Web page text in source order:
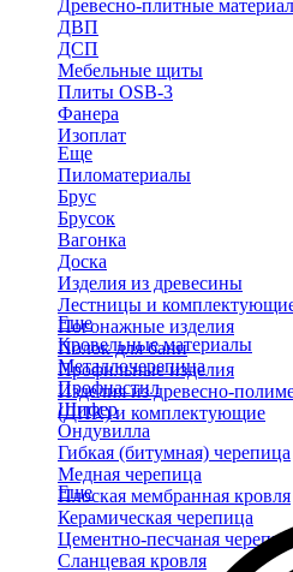
Древесно-плитные
ДВП
ДСП
Мебельные щиты
Плиты OSB-3
Фанера
Изоплат
Еще
Пиломатериалы
Брус
Брусок
Вагонка
Доска
Изделия из древесины
Лестницы и
Погонажные изделия
Полок для бани
Профильные изделия
Изделия из древесно-
(ДПК) и комплектующие
Еще
Кровельные материалы
Металлочерепица
Профнастил
Шифер
Ондувилла
Гибкая (битумная) черепица
Медная черепица
Плоская мембранная кровля
Керамическая черепица
Цементно-песчаная черепица
Сланцевая кровля
Еще